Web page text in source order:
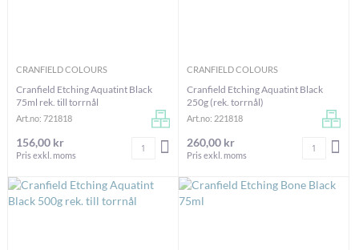
CRANFIELD COLOURS
Cranfield Etching Aquatint Black
75ml rek. till torrnål
Art.no: 721818
156,00 kr
Pris exkl. moms
Antal LÄGG I VARUKORGEN
CRANFIELD COLOURS
Cranfield Etching Aquatint Black
250g (rek. torrnål)
Art.no: 221818
260,00 kr
Pris exkl. moms
Antal